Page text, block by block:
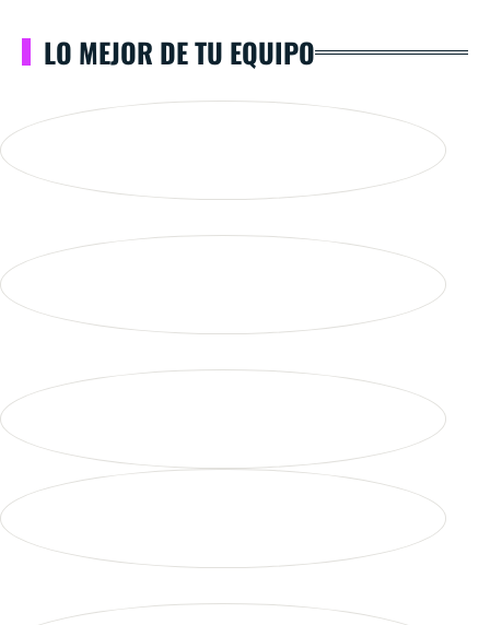
LO MEJOR DE TU EQUIPO